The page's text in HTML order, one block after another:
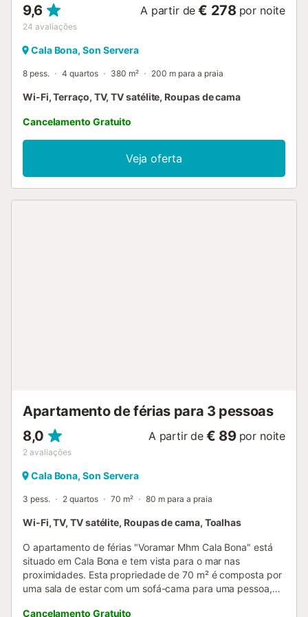
9,6
24 avaliações
A partir de € 278 por noite
Cala Bona, Son Servera
8 pess. 4 quartos 380 m² 200 m para a praia
Wi-Fi, Terraço, TV, TV satélite, Roupas de cama
Cancelamento Gratuito
Veja oferta
Apartamento de férias para 3 pessoas
8,0
2 avaliações
A partir de € 89 por noite
Cala Bona, Son Servera
3 pess. 2 quartos 70 m² 80 m para a praia
Wi-Fi, TV, TV satélite, Roupas de cama, Toalhas
O apartamento de férias "Voramar Mhm Cala Bona" está
situado em Cala Bona e tem vista para o mar nas
proximidades. Esta propriedade de 70 m² é composta por
uma sala de estar com um sofá-cama para uma pessoa,
Cancelamento Gratuito